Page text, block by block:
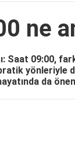
ne
Saat 09:00,
yönleriyle
da